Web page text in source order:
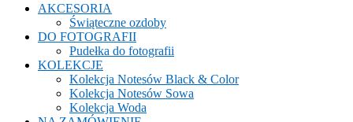
AKCESORIA
Świąteczne ozdoby
DO FOTOGRAFII
Pudełka do fotografii
KOLEKCJE
Kolekcja Notesów Black & Color
Kolekcja Notesów Sowa
Kolekcja Woda